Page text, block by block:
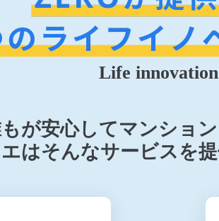
Life innovation
が安心してマンショ
はそんなサービスを